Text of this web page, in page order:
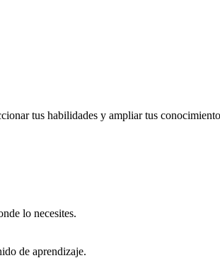
tus habilidades y ampliar tus
lo necesites.
de aprendizaje.